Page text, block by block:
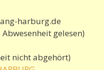
harburg.de
gelesen)
nicht abgehört)